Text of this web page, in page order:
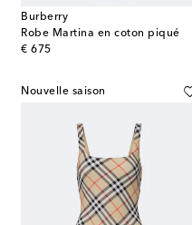
Burberry
Robe Martina en coton piqué
€ 675
original price
Nouvelle saison